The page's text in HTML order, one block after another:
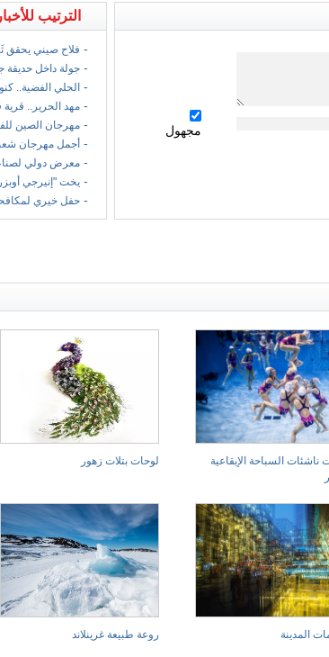
الترتيب للأخبار
- فلاح صيني يحقق
- جولة داخل حديقة
- الحلي الفضية..
- مهد الحرير.. قرية
- مهرجان الصين
- أجمل مهرجان
- معرض دولي
- يخت "إنيرجي
- حفل خيري
مجهول
لوحات بتلات زهور
ناشئات السباحة الإيقاعية
روعة طبيعة غرينلاند المدينة